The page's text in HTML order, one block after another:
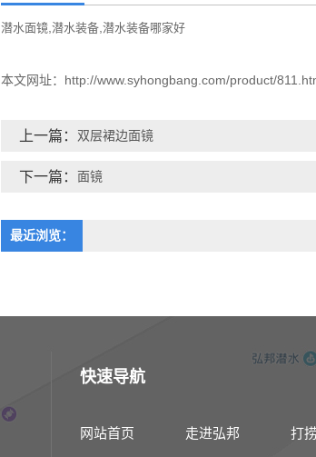
潜水面镜 ,潜水装备 ,潜水装备哪家好
本文网址： http://www.syhongbang.com/product/
上一篇： 双层裙边面镜
下一篇：面镜
最近浏览：
快速导航
网站首页 走进弘邦 打